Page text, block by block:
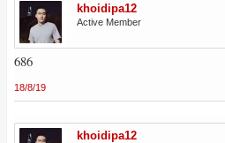
khoidipa12
Active Member
686
18/8/19
khoidipa12